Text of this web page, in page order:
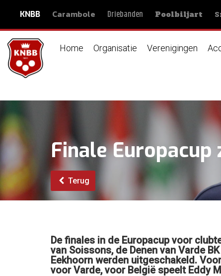
KNBB Carambole Driebanden Poolbiljart
Home Organisatie Verenigingen
Finale Europacup
Terug
De finales in de Europacup voor
van Soissons, de Denen van Varde
Eekhoorn werden uitgeschakeld.
voor Varde, voor België speelt Eddy